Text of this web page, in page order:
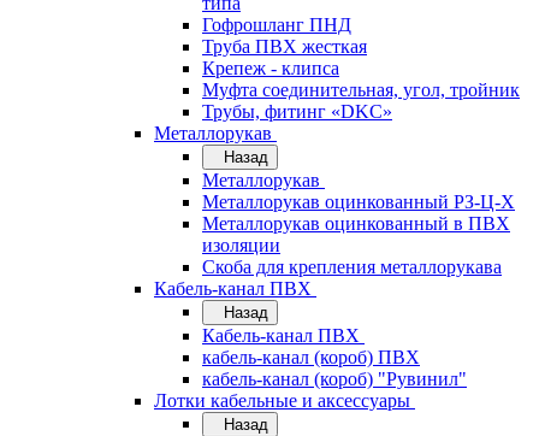
Гофрошланг ПНД
Труба ПВХ жесткая
Крепеж - клипса
Муфта соединительная, угол, тройник
Трубы, фитинг «DKC»
Металлорукав
Назад
Металлорукав
Металлорукав оцинкованный РЗ-Ц-Х
Металлорукав оцинкованный в ПВХ
изоляции
Скоба для крепления металлорукава
Кабель-канал ПВХ
Назад
Кабель-канал ПВХ
кабель-канал (короб) ПВХ
кабель-канал (короб) "Рувинил"
Лотки кабельные и аксессуары
Назад